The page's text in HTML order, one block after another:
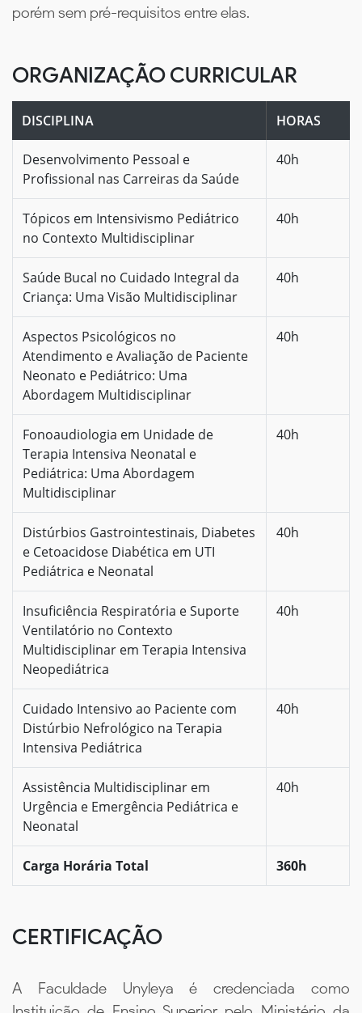
porém sem pré-requisitos entre elas.
ORGANIZAÇÃO CURRICULAR
DISCIPLINA HORAS
Desenvolvimento Pessoal e
Profissional nas Carreiras da Saúde
40h
Tópicos em Intensivismo Pediátrico
no Contexto Multidisciplinar
40h
Saúde Bucal no Cuidado Integral da
Criança: Uma Visão Multidisciplinar
40h
Aspectos Psicológicos no
Atendimento e Avaliação de Paciente
Neonato e Pediátrico: Uma
Abordagem Multidisciplinar
40h
Fonoaudiologia em Unidade de
Terapia Intensiva Neonatal e
Pediátrica: Uma Abordagem
Multidisciplinar
40h
Distúrbios Gastrointestinais, Diabetes
e Cetoacidose Diabética em UTI
Pediátrica e Neonatal
40h
Insuficiência Respiratória e Suporte
Ventilatório no Contexto
Multidisciplinar em Terapia Intensiva
Neopediátrica
40h
Cuidado Intensivo ao Paciente com
Distúrbio Nefrológico na Terapia
Intensiva Pediátrica
40h
Assistência Multidisciplinar em
Urgência e Emergência Pediátrica e
Neonatal
40h
Carga Horária Total 360h
CERTIFICAÇÃO
A Faculdade Unyleya é credenciada como